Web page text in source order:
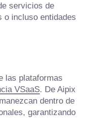
servicios de
o incluso entidades
las plataformas
VSaaS. De Aipix
dentro de
garantizando